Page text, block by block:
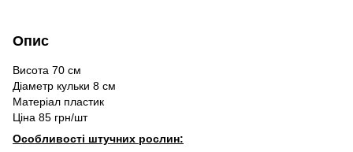
Опис
Висота 70 см
Діаметр кульки 8 см
Матеріал пластик
Ціна 85 грн/шт
Особливості штучних рослин: